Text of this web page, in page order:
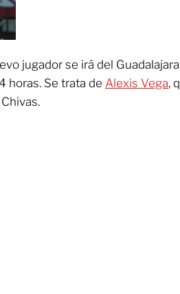
jugador se irá del
horas. Se trata de Alexis Vega,